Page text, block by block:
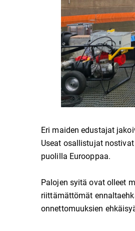
Eri maiden edustajat
Useat osallistujat
puolilla Eurooppaa.
Palojen syitä ovat olleet
riittämättömät
onnettomuuksien